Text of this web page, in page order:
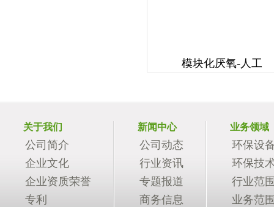
模块化厌氧-人工
关于我们
公司简介
企业文化
企业资质荣誉
专利
新闻中心
公司动态
行业资讯
专题报道
商务信息
业务领域
环保设
环保技
行业范
业务范